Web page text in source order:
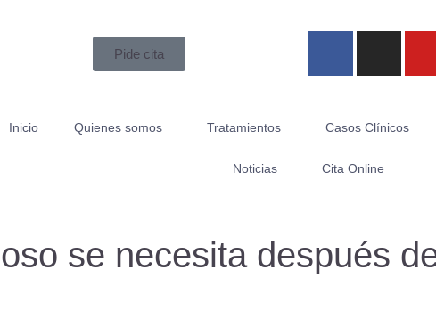
Pide cita
Inicio Quienes somos Tratamientos Casos Clínicos
Noticias Cita Online
se necesita después